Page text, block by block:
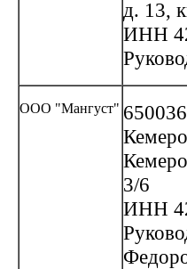
д. 13,
ИНН
ООО "Мангуст"
3/6
ИНН